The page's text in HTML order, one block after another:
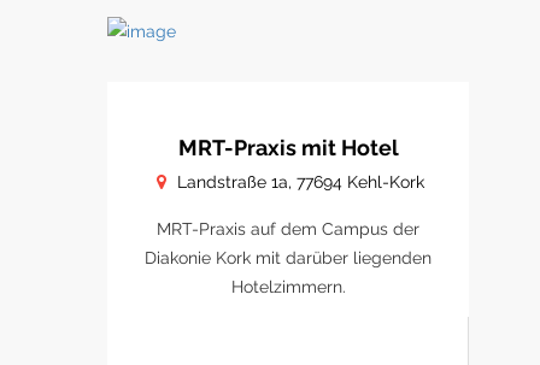
MRT-Praxis mit Hotel
Landstraße 1a, 77694 Kehl-Kork
MRT-Praxis auf dem Campus der
Diakonie Kork mit darüber liegenden
Hotelzimmern.